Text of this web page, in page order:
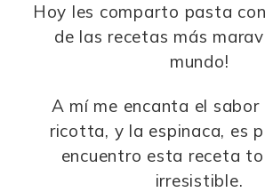
Hoy les comparto pasta
de las recetas más
mundo!
A mí me encanta el sabor
ricotta, y la espinaca, es
encuentro esta receta
irresistible.